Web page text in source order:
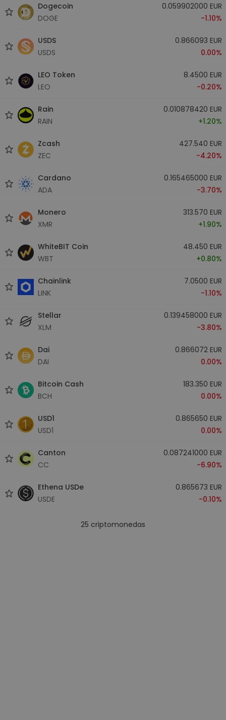
Dogecoin
DOGE
0.059902000 EUR
-1.10%
USDS
USDS
0.866093 EUR
0.00%
LEO Token
LEO
8.4500 EUR
-0.20%
Rain
RAIN
0.010878420 EUR
+1.20%
Zcash
ZEC
427.540 EUR
-4.20%
Cardano
ADA
0.165465000 EUR
-3.70%
Monero
XMR
313.570 EUR
+1.90%
WhiteBIT Coin
WBT
48.450 EUR
+0.80%
Chainlink
LINK
7.0500 EUR
-1.10%
Stellar
XLM
0.139458000 EUR
-3.80%
Dai
DAI
0.866072 EUR
0.00%
Bitcoin Cash
BCH
183.350 EUR
0.00%
USD1
USD1
0.865650 EUR
0.00%
Canton
CC
0.087241000 EUR
-6.90%
Ethena USDe
USDE
0.865673 EUR
-0.10%
25 criptomonedas